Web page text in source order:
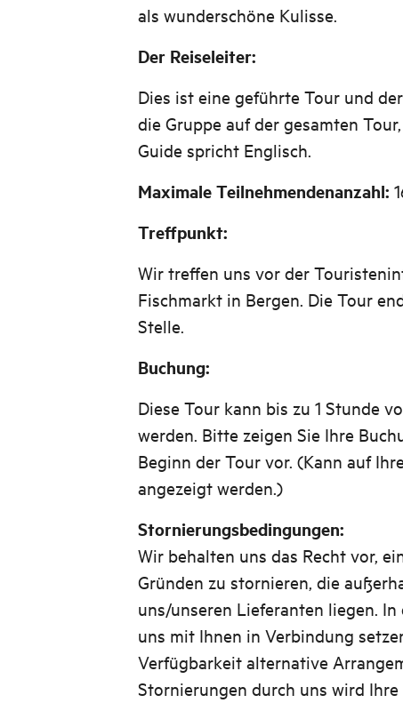
als wunderschöne Kulisse.
Der Reiseleiter:
Dies ist eine geführte Tour und
die Gruppe auf der gesamten
Guide spricht Englisch.
Maximale Teilnehmendenanzahl:
Treffpunkt:
Wir treffen uns vor der
Fischmarkt in Bergen. Die Tour
Stelle.
Buchung:
Diese Tour kann bis zu 1 Stunde
werden. Bitte zeigen Sie Ihre
Beginn der Tour vor. (Kann auf
angezeigt werden.)
Stornierungsbedingungen:
Wir behalten uns das Recht vor,
Gründen zu stornieren, die
uns/unseren Lieferanten liegen.
uns mit Ihnen in Verbindung
Verfügbarkeit alternative
Stornierungen durch uns wird Ihre